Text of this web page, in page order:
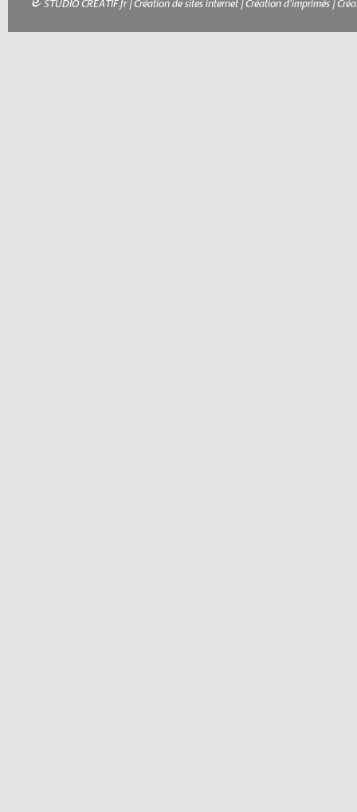
STUDIO CREATIF.fr|Création de sites internet |Création d'imprimés |